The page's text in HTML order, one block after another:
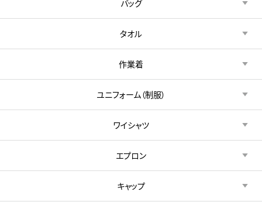
バッグ
タオル
作業着
ユニフォーム（制服）
ワイシャツ
エプロン
キャップ